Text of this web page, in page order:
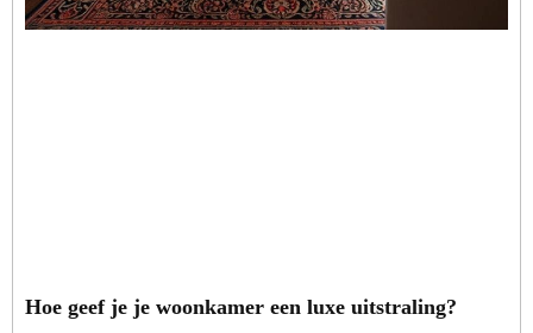
Hoe geef je je woonkamer een luxe uitstraling?